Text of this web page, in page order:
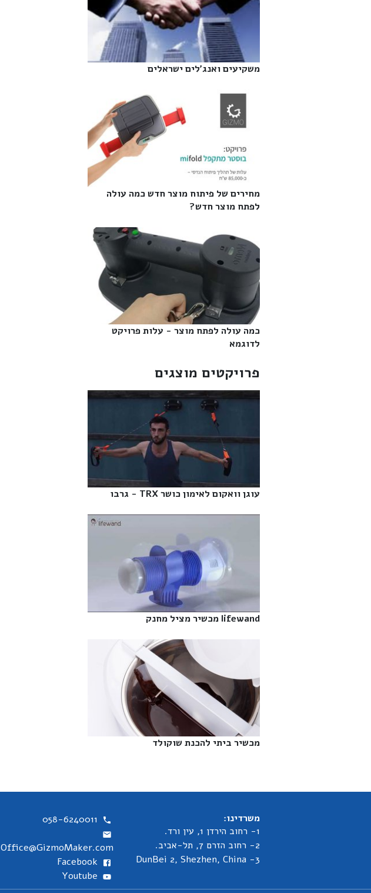
משקיעים ואנג'לים ישראלים‎
מחירים של פיתוח מוצר חדש כמה עולה
לפתח מוצר חדש?‎
כמה עולה לפתח מוצר - עלות פרויקט
לדוגמא‎
פרויקטים מוצגים
עוגן וואקום לאימון כושר TRX - גרבו‎
lifewand מכשיר מציל מחנק‎
מכשיר ביתי להכנת שוקולד‎
משרדינו:
1- רחוב הירדן 1, עין ורד.
2- רחוב הזרם 7, תל-אביב.
3- DunBei 2, Shezhen, China
058-6240011
Office@GizmoMaker.com
Facebook
Youtube